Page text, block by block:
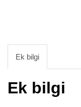
Ek bilgi
Ek bilgi